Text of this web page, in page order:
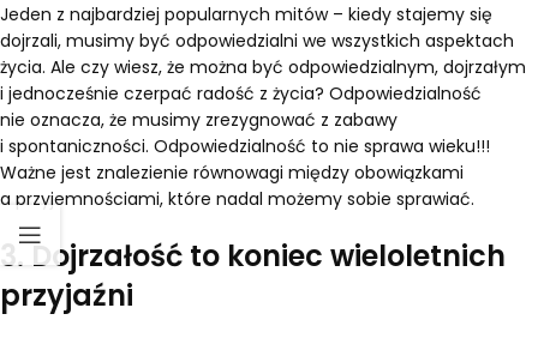
Jeden z najbardziej popularnych mitów – kiedy stajemy się
dojrzali, musimy być odpowiedzialni we wszystkich aspektach
życia. Ale czy wiesz, że można być odpowiedzialnym, dojrzałym
i jednocześnie czerpać radość z życia? Odpowiedzialność
nie oznacza, że musimy zrezygnować z zabawy
i spontaniczności. Odpowiedzialność to nie sprawa wieku!!!
Ważne jest znalezienie równowagi między obowiązkami
a przyjemnościami, które nadal możemy sobie sprawiać.
3. Dojrzałość to koniec wieloletnich
przyjaźni